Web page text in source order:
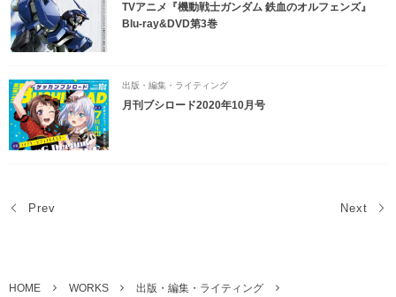
TVアニメ『機動戦士ガンダム 鉄血のオルフェンズ』
Blu-ray&DVD第3巻
出版・編集・ライティング
月刊ブシロード2020年10月号
Prev Next
HOME WORKS
出版・編集・ライティング